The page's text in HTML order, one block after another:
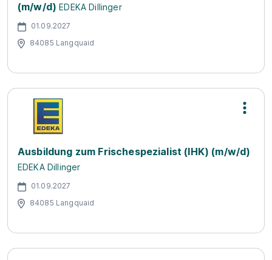
(m/w/d) EDEKA Dillinger
01.09.2027
84085 Langquaid
Ausbildung zum Frischespezialist (IHK) (m/w/d)
EDEKA Dillinger
01.09.2027
84085 Langquaid